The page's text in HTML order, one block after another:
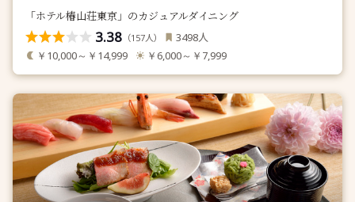
「ホテル椿山荘東京」のカジュアルダイニング
3.38 （157人） 3498人
￥10,000～￥14,999 ￥6,000～￥7,999